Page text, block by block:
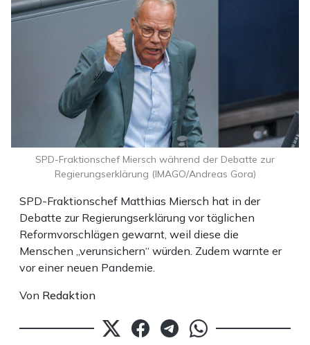
SPD-Fraktionschef Matthias Miersch hat in der
Debatte zur Regierungserklärung vor täglichen
Reformvorschlägen gewarnt, weil diese die
Menschen „verunsichern“ würden. Zudem warnte er
vor einer neuen Pandemie.
Von Redaktion
SPD-Fraktionschef Miersch während der Debatte zur
Regierungserklärung (IMAGO/Andreas Gora)